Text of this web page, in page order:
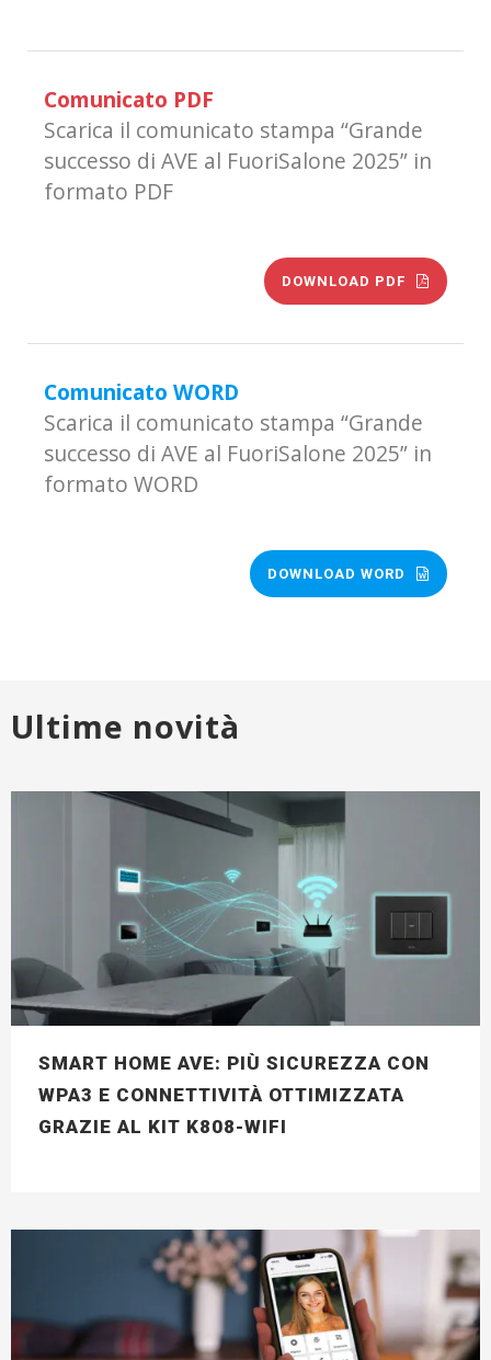
Comunicato PDF
Scarica il comunicato stampa “Grande
successo di AVE al FuoriSalone 2025” in
formato PDF
DOWNLOAD PDF
Comunicato WORD
Scarica il comunicato stampa “Grande
successo di AVE al FuoriSalone 2025” in
formato WORD
DOWNLOAD WORD
Ultime novità
SMART HOME AVE: PIÙ SICUREZZA CON
WPA3 E CONNETTIVITÀ OTTIMIZZATA
GRAZIE AL KIT K808-WIFI